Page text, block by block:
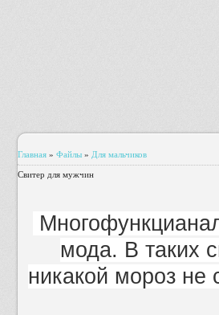
Главная » Файлы » Для мальчиков
Свитер для мужчин
мода. В таких
никакой мороз не